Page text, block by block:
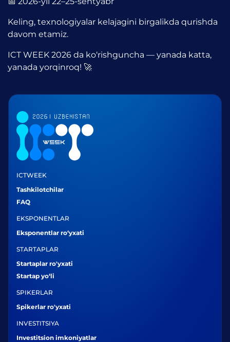
Keling, texnologiyalar kelajagini birgalikda qurishda
davom etamiz.
ICT WEEK 2026 da ko‘rishguncha — yanada katta,
yanada yorqinroq! 🚀
ICTWEEK
Tashkilotchilar
FAQ
EKSPONENTLAR
Eksponentlar ro‘yxati
STARTAPLAR
Startaplar ro'yxati
Startap yo‘li
SPIKERLAR
Spikerlar ro'yxati
INVESTITSIYA
Investitsion imkoniyatlar